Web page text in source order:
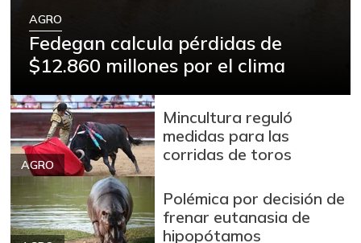
AGRO
Fedegan calcula pérdidas de
$12.860 millones por el clima
AGRO
Mincultura reguló
medidas para las
corridas de toros
Polémica por decisión de
frenar eutanasia de
hipopótamos